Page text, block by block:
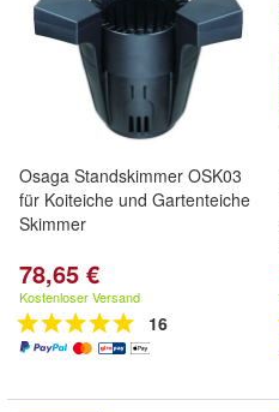
Osaga Standskimmer OSK03
für Koiteiche und Gartenteiche
Skimmer
78,65 €
Kostenloser Versand
16